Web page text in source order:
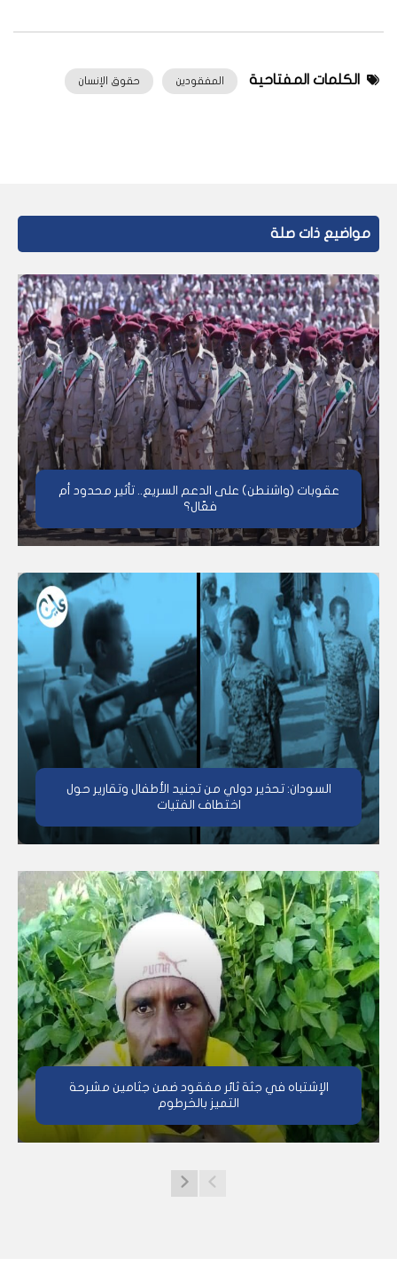
الكلمات المفتاحية المفقودين حقوق الإنسان
مواضيع ذات صلة
عقوبات (واشنطن) على الدعم السريع.. تأثير محدود أم
فعّال؟
السودان: تحذير دولي من تجنيد الأطفال وتقارير حول
اختطاف الفتيات
الإشتباه في جثة ثائر مفقود ضمن جثامين مشرحة
التميز بالخرطوم